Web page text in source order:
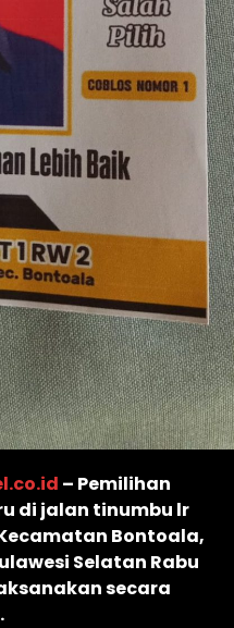
– Pemilihan
di jalan tinumbu lr
Bontoala,
Selatan Rabu
secara